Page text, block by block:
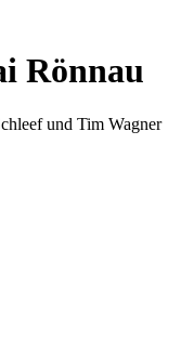
Rönnau
und Tim Wagner